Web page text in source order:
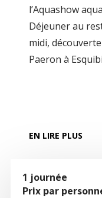
l’Aquashow
Déjeuner au
midi,
Paeron à
EN LIRE PLUS
1 journée
Prix par